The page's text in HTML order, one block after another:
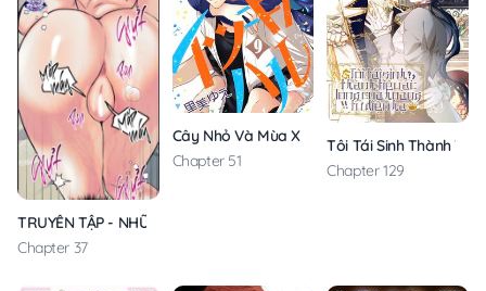
TRUYỂN TẬP - NHỮNG CON KU NÚNG NÍNH
Chapter 37
Cây Nhỏ Và Mùa Xuân Thân Yêu
Chapter 51
Tôi Tái Sinh Thành
Chapter 129